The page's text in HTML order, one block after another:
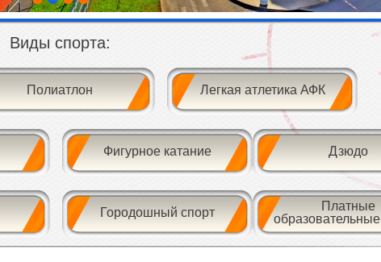
Виды спорта:
Полиатлон Легкая атлетика АФК
Фигурное катание Дзюдо
Городошный спорт
Платные
образовательные